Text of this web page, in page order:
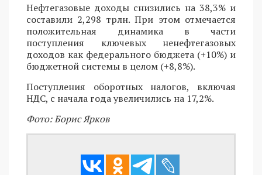
Нефтегазовые доходы снизились на 38,3% и
составили 2,298 трлн. При этом отмечается
положительная динамика в части
поступления ключевых ненефтегазовых
доходов как федерального бюджета (+10%) и
бюджетной системы в целом (+8,8%).
Поступления оборотных налогов, включая
НДС, с начала года увеличились на 17,2%.
Фото: Борис Ярков